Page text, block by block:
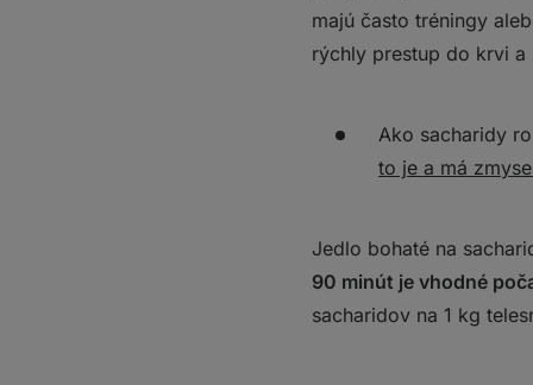
majú často tréningy
rýchly prestup do krvi a
Ako sacharidy
to je a má
Jedlo bohaté na
90 minút je vhodné
sacharidov na 1 kg